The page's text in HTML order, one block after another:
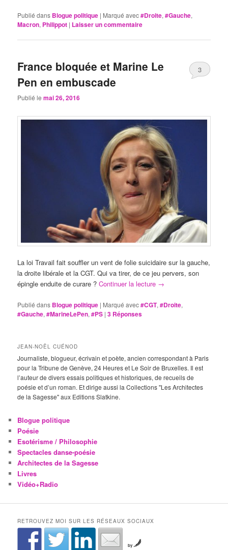
Publié dans Blogue politique | Marqué avec#Droite,#Gauche,
Macron, Philippot | Laisser un commentaire
France bloquée et Marine Le
Pen en embuscade
Publié lemai 26, 2016
3
La loi Travail fait souffler un vent de folie suicidaire sur la gauche,
la droite libérale et la CGT. Qui va tirer, de ce jeu pervers, son
épingle enduite de curare ?Continuer la lecture →
Publié dans Blogue politique | Marqué avec#CGT,#Droite,
#Gauche,#MarineLePen,#PS |3 Réponses
JEAN-NOËL CUÉNOD
Journaliste, blogueur, écrivain et poète, ancien correspondant à Paris
pour la Tribune de Genève, 24 Heures et Le Soir de Bruxelles. Il est
l’auteur de divers essais politiques et historiques, de recueils de
poésie et d’un roman. Et dirige aussi la Collections "Les Architectes
de la Sagesse" aux Editions Slatkine.
Blogue politique
Poésie
Esotérisme / Philosophie
Spectacles danse-poésie
Architectes de la Sagesse
Livres
Vidéo+Radio
RETROUVEZ MOI SUR LES RÉSEAUX SOCIAUX
by